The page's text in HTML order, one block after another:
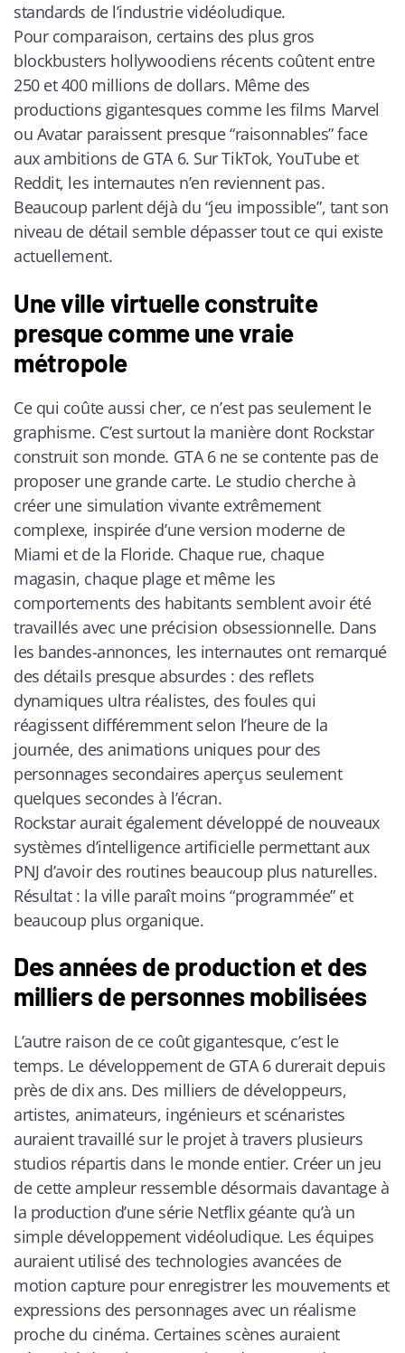
standards de l’industrie vidéoludique.
Pour comparaison, certains des plus gros
blockbusters hollywoodiens récents coûtent entre
250 et 400 millions de dollars. Même des
productions gigantesques comme les films Marvel
ou Avatar paraissent presque “raisonnables” face
aux ambitions de GTA 6. Sur TikTok, YouTube et
Reddit, les internautes n’en reviennent pas.
Beaucoup parlent déjà du “jeu impossible”, tant son
niveau de détail semble dépasser tout ce qui existe
actuellement.
Une ville virtuelle construite
presque comme une vraie
métropole
Ce qui coûte aussi cher, ce n’est pas seulement le
graphisme. C’est surtout la manière dont Rockstar
construit son monde. GTA 6 ne se contente pas de
proposer une grande carte. Le studio cherche à
créer une simulation vivante extrêmement
complexe, inspirée d’une version moderne de
Miami et de la Floride. Chaque rue, chaque
magasin, chaque plage et même les
comportements des habitants semblent avoir été
travaillés avec une précision obsessionnelle. Dans
les bandes-annonces, les internautes ont remarqué
des détails presque absurdes : des reflets
dynamiques ultra réalistes, des foules qui
réagissent différemment selon l’heure de la
journée, des animations uniques pour des
personnages secondaires aperçus seulement
quelques secondes à l’écran.
Rockstar aurait également développé de nouveaux
systèmes d’intelligence artificielle permettant aux
PNJ d’avoir des routines beaucoup plus naturelles.
Résultat : la ville paraît moins “programmée” et
beaucoup plus organique.
Des années de production et des
milliers de personnes mobilisées
L’autre raison de ce coût gigantesque, c’est le
temps. Le développement de GTA 6 durerait depuis
près de dix ans. Des milliers de développeurs,
artistes, animateurs, ingénieurs et scénaristes
auraient travaillé sur le projet à travers plusieurs
studios répartis dans le monde entier. Créer un jeu
de cette ampleur ressemble désormais davantage à
la production d’une série Netflix géante qu’à un
simple développement vidéoludique. Les équipes
auraient utilisé des technologies avancées de
motion capture pour enregistrer les mouvements et
expressions des personnages avec un réalisme
proche du cinéma. Certaines scènes auraient